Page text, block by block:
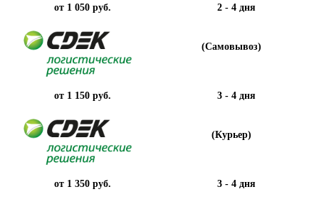
от 1 050 руб. 2 - 4 дня
(Самовывоз)
от 1 150 руб. 3 - 4 дня
(Курьер)
от 1 350 руб. 3 - 4 дня